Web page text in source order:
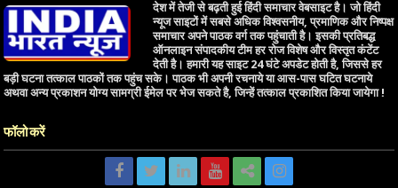
देश में तेजी से बढ़ती हुई हिंदी समाचार वेबसाइट है। जो हिंदी
न्यूज साइटों में सबसे अधिक विश्वसनीय, प्रमाणिक और निष्पक्ष
समाचार अपने पाठक वर्ग तक पहुंचाती है। इसकी प्रतिबद्ध
ऑनलाइन संपादकीय टीम हर रोज विशेष और विस्तृत कंटेंट
देती है। हमारी यह साइट 24 घंटे अपडेट होती है, जिससे हर
बड़ी घटना तत्काल पाठकों तक पहुंच सके। पाठक भी अपनी रचनाये या आस-पास घटित घटनाये
अथवा अन्य प्रकाशन योग्य सामग्री ईमेल पर भेज सकते है, जिन्हें तत्काल प्रकाशित किया जायेगा !
फॉलो करें